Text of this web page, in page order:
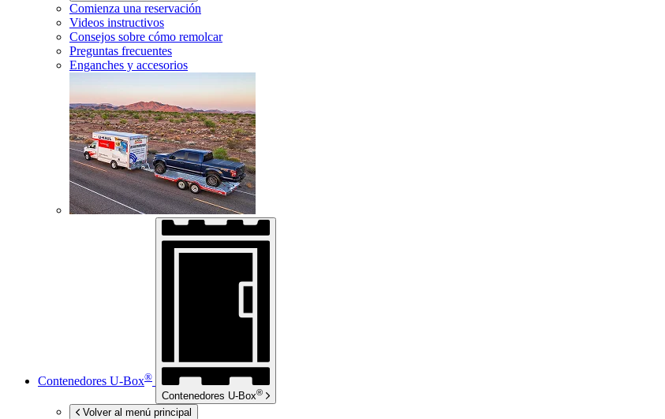
Comienza una reservación
Videos instructivos
Consejos sobre cómo remolcar
Preguntas frecuentes
Enganches y accesorios
Contenedores U-Box®
Contenedores U-Box®
Volver al menú principal